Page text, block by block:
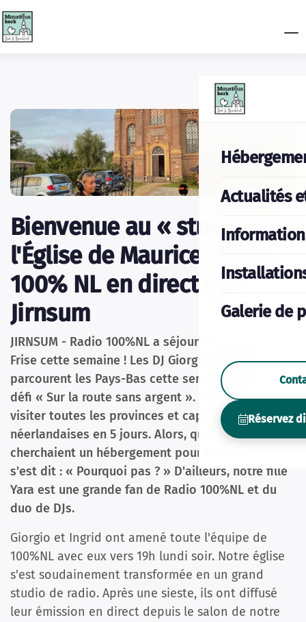
Actualités
Galerie de
Réservez
Bienvenue au « studio » de
l'Église de Maurice : radio
100% NL en direct de
Jirnsum
JIRNSUM - Radio 100%NL a séjourné chez nous en
Frise cette semaine ! Les DJ Giorgio et Ingrid
parcourent les Pays-Bas cette semaine avec le
défi « Sur la route sans argent ». Ils doivent
visiter toutes les provinces et capitales
néerlandaises en 5 jours. Alors, quand ils
cherchaient un hébergement pour lundi soir, on
s'est dit : « Pourquoi pas ? » D'ailleurs, notre fille
Yara est une grande fan de Radio 100%NL et du
duo de DJs.
Giorgio et Ingrid ont amené toute l'équipe de
100%NL avec eux vers 19h lundi soir. Notre église
s'est soudainement transformée en un grand
studio de radio. Après une sieste, ils ont diffusé
leur émission en direct depuis le salon de notre